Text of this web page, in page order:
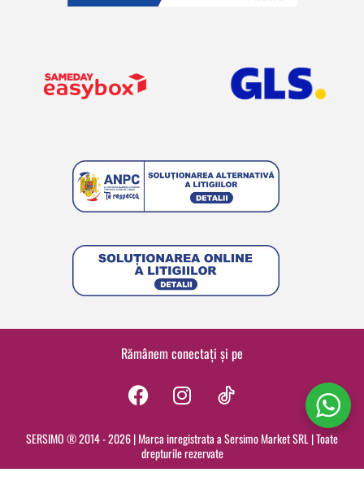
Rămânem conectați și pe
F
c
e
I
s
t
SERSIMO ® 2014 - 2026 | Marca inregistrata a Sersimo Market SRL | Toate
drepturile rezervate